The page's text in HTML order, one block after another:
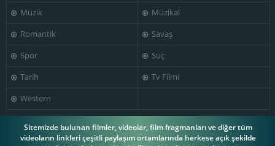
Olivia Ancona
Soutendijk
Sara Sguotti
Müzik
Müzikal
Romantik
Savaş
Spor
Suç
Tarih
Tv Filmi
Western
Sitemizde bulunan filmler, videolar, film fragmanları ve diğer tüm
videoların linkleri çeşitli paylaşım ortamlarında herkese açık şekilde